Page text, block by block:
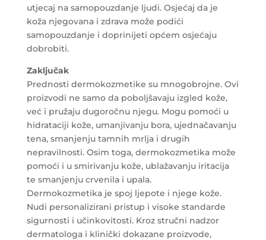
utjecaj na samopouzdanje ljudi. Osjećaj da je
koža njegovana i zdrava može podići
samopouzdanje i doprinijeti općem osjećaju
dobrobiti.
Zaključak
Prednosti dermokozmetike su mnogobrojne. Ovi
proizvodi ne samo da poboljšavaju izgled kože,
već i pružaju dugoročnu njegu. Mogu pomoći u
hidrataciji kože, umanjivanju bora, ujednačavanju
tena, smanjenju tamnih mrlja i drugih
nepravilnosti. Osim toga, dermokozmetika može
pomoći i u smirivanju kože, ublažavanju iritacija
te smanjenju crvenila i upala.
Dermokozmetika je spoj ljepote i njege kože.
Nudi personalizirani pristup i visoke standarde
sigurnosti i učinkovitosti. Kroz stručni nadzor
dermatologa i klinički dokazane proizvode,